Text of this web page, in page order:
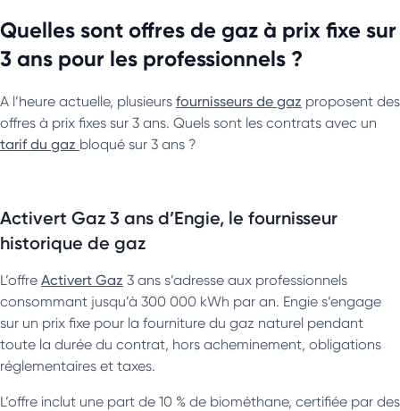
Quelles sont offres de gaz à prix fixe sur
3 ans pour les professionnels ?
A l’heure actuelle, plusieurs fournisseurs de gaz proposent des
offres à prix fixes sur 3 ans. Quels sont les contrats avec un
tarif du gaz bloqué sur 3 ans ?
Activert Gaz 3 ans d’Engie, le fournisseur
historique de gaz
L’offre Activert Gaz 3 ans s’adresse aux professionnels
consommant jusqu’à 300 000 kWh par an. Engie s’engage
sur un prix fixe pour la fourniture du gaz naturel pendant
toute la durée du contrat, hors acheminement, obligations
réglementaires et taxes.
L’offre inclut une part de 10 % de biométhane, certifiée par des